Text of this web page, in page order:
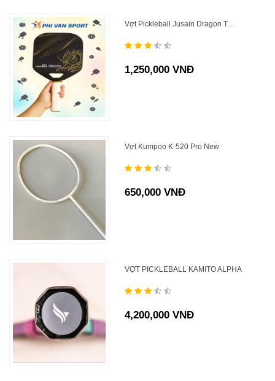
Vợt Pickleball Jusain Dragon T...
1,250,000 VNĐ
Vợt Kumpoo K-520 Pro New
650,000 VNĐ
VỢT PICKLEBALL KAMITO ALPHA
4,200,000 VNĐ